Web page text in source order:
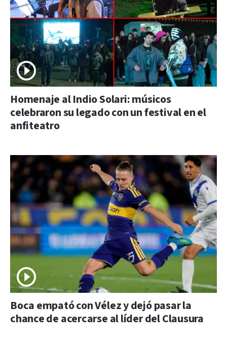
Homenaje al Indio Solari: músicos
celebraron su legado con un festival en el
anfiteatro
Boca empató con Vélez y dejó pasar la
chance de acercarse al líder del Clausura